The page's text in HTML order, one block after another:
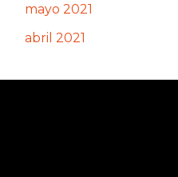
mayo 2021
abril 2021